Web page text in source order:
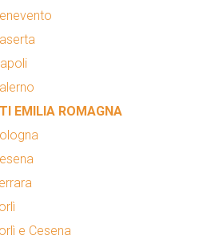
EMILIA ROMAGNA
e Cesena